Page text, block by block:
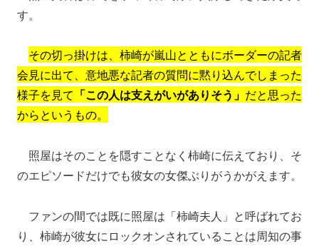
す。
その切っ掛けは、柿崎が嵐山とともにボーダーの記者
会見に出て、意地悪な記者の質問に黙り込んでしまった
様子を見て 「この人は支えがいがありそう」 だと思った
からというもの。
照屋はそのことを隠すことなく柿崎に伝えており、そ
のエピソードだけでも彼女の女傑ぶりがうかがえます。
ファンの間では既に照屋は「柿崎夫人」と呼ばれてお
り、柿崎が彼女にロックオンされていることは周知の事